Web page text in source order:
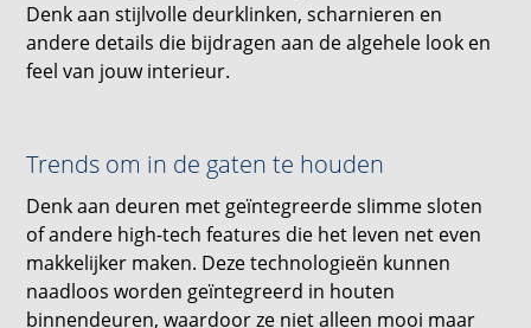
Denk aan stijlvolle deurklinken, scharnieren en
andere details die bijdragen aan de algehele look en
feel van jouw interieur.
Trends om in de gaten te houden
Denk aan deuren met geïntegreerde slimme sloten
of andere high-tech features die het leven net even
makkelijker maken. Deze technologieën kunnen
naadloos worden geïntegreerd in houten
binnendeuren, waardoor ze niet alleen mooi maar